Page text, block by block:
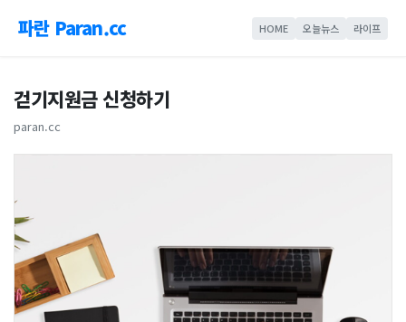
파란 Paran.cc HOME 오늘뉴스 라이프
걷기지원금 신청하기
paran.cc